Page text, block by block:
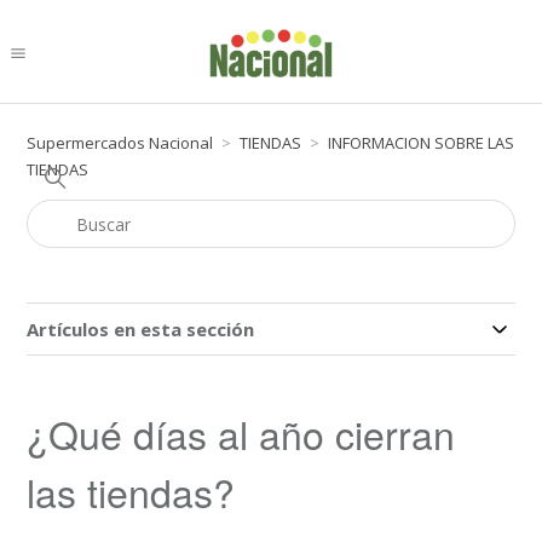
Supermercados Nacional TIENDAS
INFORMACION SOBRE LAS
TIENDAS
Artículos en esta sección
¿Qué días al año cierran
las tiendas?